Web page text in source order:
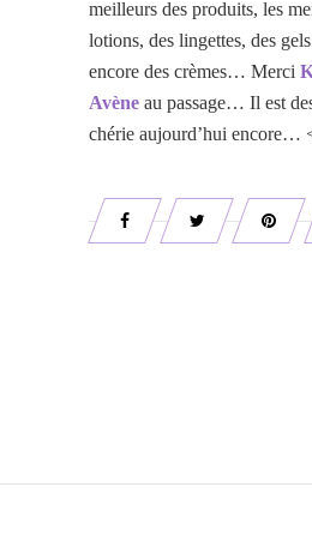
meilleurs des produits, les
lotions, des lingettes, des
encore des crèmes… Merci
Avène au passage… Il est
chérie aujourd’hui encore…